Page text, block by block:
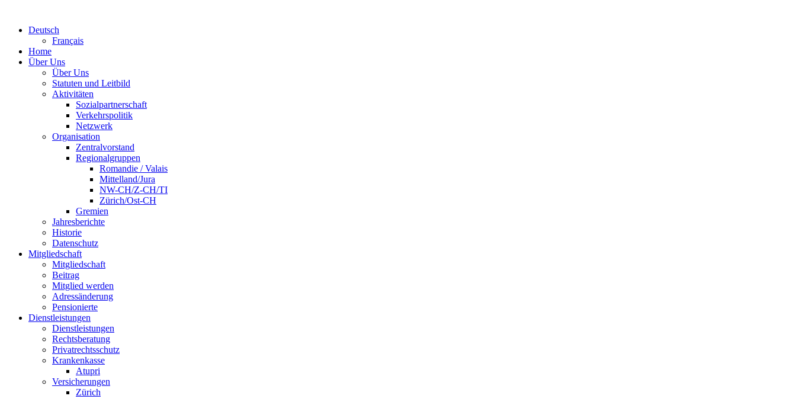
Deutsch
Français
Home
Über Uns
Über Uns
Statuten und Leitbild
Aktivitäten
Sozialpartnerschaft
Verkehrspolitik
Netzwerk
Organisation
Zentralvorstand
Regionalgruppen
Romandie / Valais
Mittelland/Jura
NW-CH/Z-CH/TI
Zürich/Ost-CH
Gremien
Jahresberichte
Historie
Datenschutz
Mitgliedschaft
Mitgliedschaft
Beitrag
Mitglied werden
Adressänderung
Pensionierte
Dienstleistungen
Dienstleistungen
Rechtsberatung
Privatrechtsschutz
Krankenkasse
Atupri
Versicherungen
Zürich